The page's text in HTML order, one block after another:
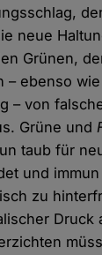
neue
Grünen,
– ebenso
– von
Grüne und
taub für
und
zu
Druck